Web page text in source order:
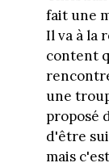
fait une
Il va à la
content
une
proposé
d'être
mais